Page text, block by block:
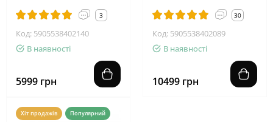
3
Код: 5905538402140
В наявності
5999 грн
30
Код: 5905538402089
В наявності
10499 грн
Хіт продажів Популярний